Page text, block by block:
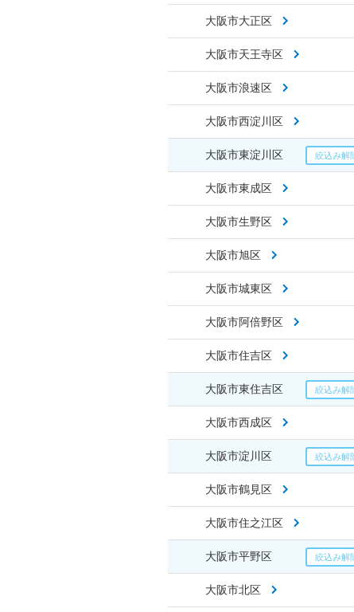
大阪市大正区
大阪市天王寺区
大阪市浪速区
大阪市西淀川区
大阪市東淀川区
大阪市東成区
大阪市生野区
大阪市旭区
大阪市城東区
大阪市阿倍野区
大阪市住吉区
大阪市東住吉区
大阪市西成区
大阪市淀川区
大阪市鶴見区
大阪市住之江区
大阪市平野区
大阪市北区